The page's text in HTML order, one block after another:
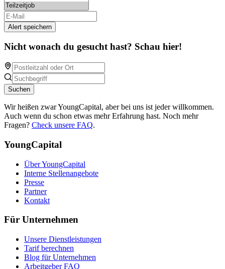
Alert speichern
Nicht wonach du gesucht hast? Schau hier!
Suchen
Wir heißen zwar YoungCapital, aber bei uns ist jeder willkommen.
Auch wenn du schon etwas mehr Erfahrung hast. Noch mehr
Fragen? Check unsere FAQ.
YoungCapital
Über YoungCapital
Interne Stellenangebote
Presse
Partner
Kontakt
Für Unternehmen
Unsere Dienstleistungen
Tarif berechnen
Blog für Unternehmen
Arbeitgeber FAQ